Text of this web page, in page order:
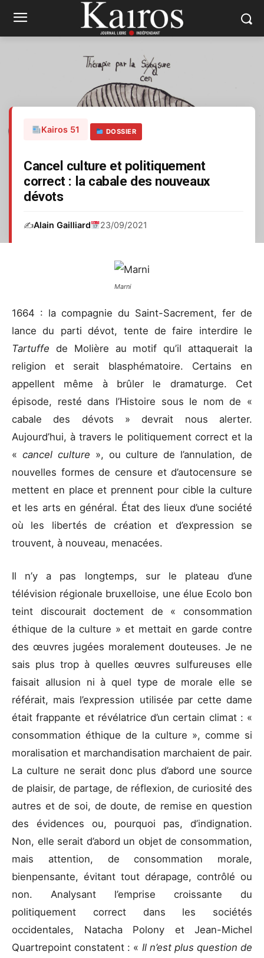
Kairos 51 DOSSIER
Cancel culture et politiquement
correct : la cabale des nouveaux
dévots
✍️Alain Gailliard 23/09/2021
Marni
1664 : la compagnie du Saint-Sacrement, fer de
lance du parti dévot, tente de faire interdire le
Tartuffe de Molière au motif qu’il attaquerait la
religion et serait blasphématoire. Certains en
appellent même à brûler le dramaturge. Cet
épisode, resté dans l’Histoire sous le nom de «
cabale des dévots » devrait nous alerter.
Aujourd’hui, à travers le politiquement correct et la
« cancel culture », ou culture de l’annulation, de
nouvelles formes de censure et d’autocensure se
mettent en place et prennent pour cible la culture
et les arts en général. État des lieux d’une société
où les libertés de création et d’expression se
trouvent, à nouveau, menacées.
Il n’y a pas longtemps, sur le plateau d’une
télévision régionale bruxelloise, une élue Ecolo bon
teint discourait doctement de « consommation
éthique de la culture » et mettait en garde contre
des œuvres jugées moralement douteuses. Je ne
sais plus trop à quelles œuvres sulfureuses elle
faisait allusion ni à quel type de morale elle se
référait, mais l’expression utilisée par cette dame
était frappante et révélatrice d’un certain climat : «
consommation éthique de la culture », comme si
moralisation et marchandisation marchaient de pair.
La culture ne serait donc plus d’abord une source
de plaisir, de partage, de réflexion, de curiosité des
autres et de soi, de doute, de remise en question
des évidences ou, pourquoi pas, d’indignation.
Non, elle serait d’abord un objet de consommation,
mais attention, de consommation morale,
bienpensante, évitant tout dérapage, contrôlé ou
non. Analysant l’emprise croissante du
politiquement correct dans les sociétés
occidentales, Natacha Polony et Jean-Michel
Quartrepoint constatent : « Il n’est plus question de